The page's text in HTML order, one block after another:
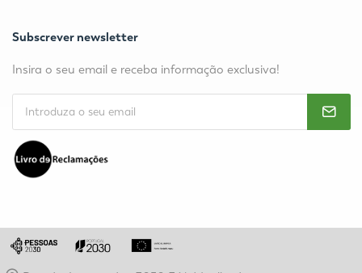
Subscrever newsletter
Insira o seu email e receba informação exclusiva!